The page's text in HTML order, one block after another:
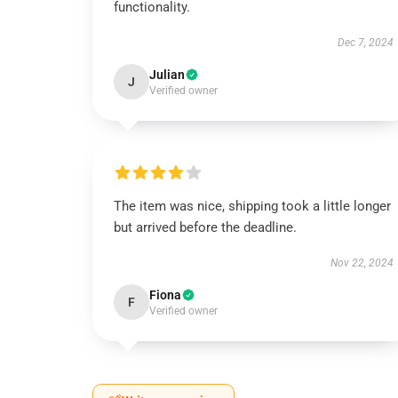
functionality.
Dec 7, 2024
J Julian
Verified owner
The item was nice, shipping took a little longer
but arrived before the deadline.
Nov 22, 2024
F Fiona
Verified owner